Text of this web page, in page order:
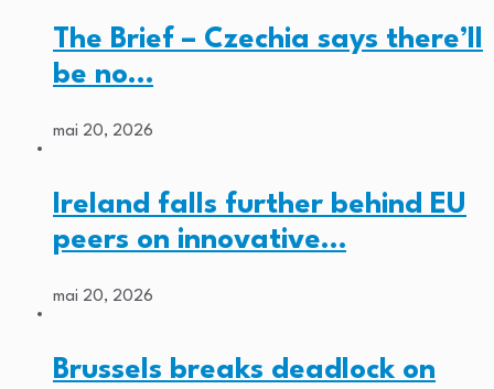
The Brief – Czechia says there’ll
be no…
mai 20, 2026
Ireland falls further behind EU
peers on innovative…
mai 20, 2026
Brussels breaks deadlock on